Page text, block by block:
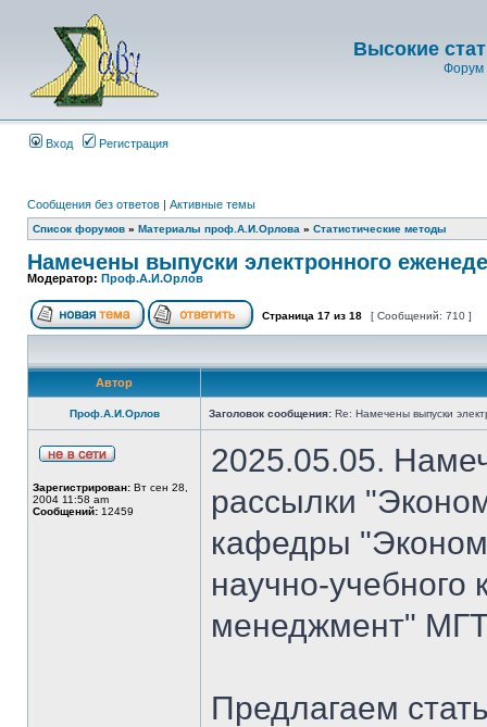
Высокие
Форум
Вход Регистрация
Сообщения без ответов | Активные темы
Список форумов » Материалы проф.А.И.Орлова » Статистические методы
Намечены выпуски электронного
Модератор: Проф.А.И.Орлов
Страница 17 из 18 [ Сообщений: 710 ]
Автор
Проф.А.И.Орлов Заголовок сообщения: Re: Намечены выпуски
Зарегистрирован: Вт сен 28,
2004 11:58 am
Сообщений: 12459
2025.05.05.
рассылки
кафедры
научно-
менеджмент"
Предлагаем